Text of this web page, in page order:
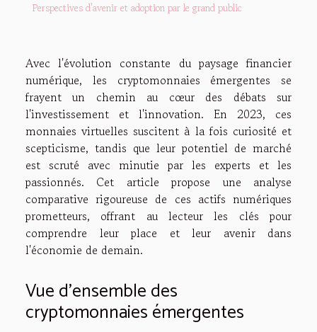
Perspectives d'avenir et adoption par le grand public
Avec l'évolution constante du paysage financier
numérique, les cryptomonnaies émergentes se
frayent un chemin au cœur des débats sur
l'investissement et l'innovation. En 2023, ces
monnaies virtuelles suscitent à la fois curiosité et
scepticisme, tandis que leur potentiel de marché
est scruté avec minutie par les experts et les
passionnés. Cet article propose une analyse
comparative rigoureuse de ces actifs numériques
prometteurs, offrant au lecteur les clés pour
comprendre leur place et leur avenir dans
l'économie de demain.
Vue d'ensemble des
cryptomonnaies émergentes